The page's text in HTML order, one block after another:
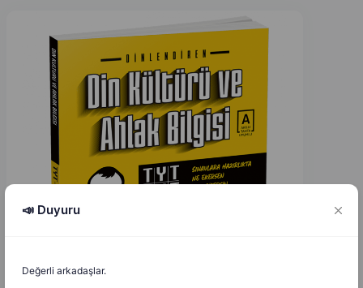
📣 Duyuru
Değerli arkadaşlar.